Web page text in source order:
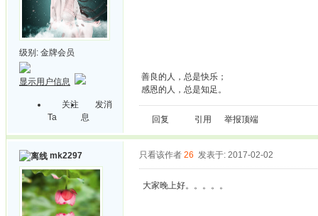
级别: 金牌会员
显示用户信息
关注
Ta
发消
息
善良的人，总是快乐；
感恩的人，总是知足。
回复 引用 举报顶端
mk2297 只看该作者 26 发表于: 2017-02-02
大家晚上好。。。。。